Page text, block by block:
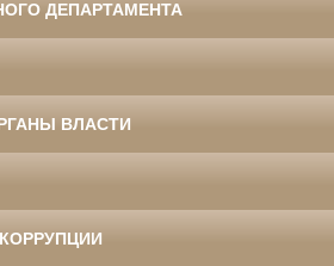
ДЕПАРТАМЕНТА
ВЛАСТИ